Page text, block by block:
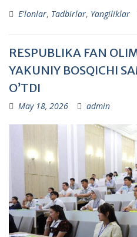
E'lonlar, Tadbirlar, Yangiliklar
RESPUBLIKA FAN
YAKUNIY BOSQICHI
O’TDI
May 18, 2026 admin